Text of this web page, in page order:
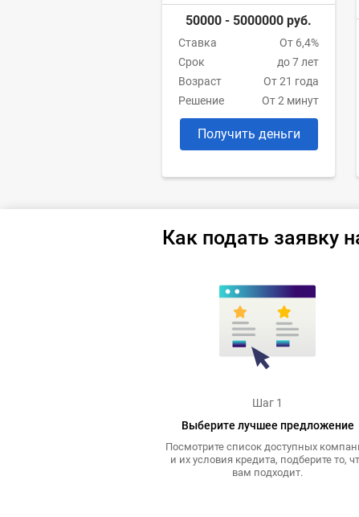
50000 - 5000000 руб.
Ставка
От 6,4%
Срок
до 7 лет
Возраст
От 21 года
Решение
От 2 минут
Получить деньги
Как подать заявку
Шаг 1
Выберите лучшее предложение
Посмотрите список доступных
и их условия кредита, подберите то,
вам подходит.